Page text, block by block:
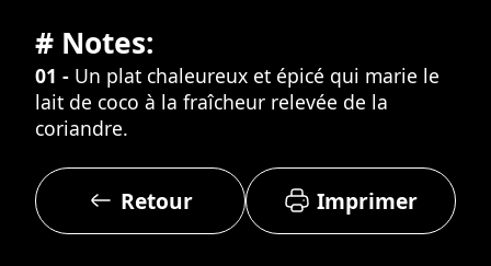
# Notes:
01 - Un plat chaleureux et épicé qui marie le
lait de coco à la fraîcheur relevée de la
coriandre.
Retour Imprimer